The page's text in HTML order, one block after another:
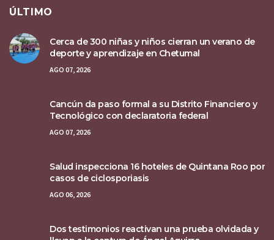
ÚLTIMO
Cerca de 300 niñas y niños cierran un verano de
deporte y aprendizaje en Chetumal
AGO 07, 2026
Cancún da paso formal a su Distrito Financiero y
Tecnológico con declaratoria federal
AGO 07, 2026
Salud inspecciona 16 hoteles de Quintana Roo por
casos de ciclosporiasis
AGO 06, 2026
Dos testimonios reactivan una prueba olvidada y